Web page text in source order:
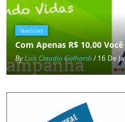
Notícias
Com Apenas R$ 10,00
ByLuís Claudio Galhardi/ 16 De